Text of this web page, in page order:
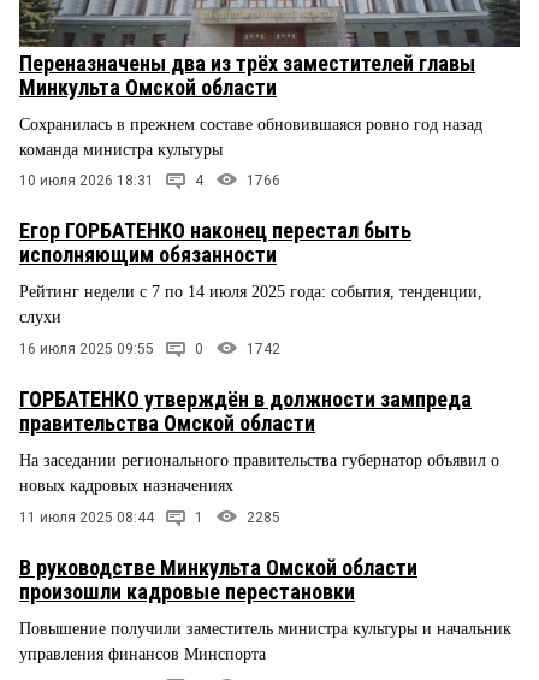
Переназначены два из трёх заместителей главы
Минкульта Омской области
Сохранилась в прежнем составе обновившаяся ровно год назад
команда министра культуры
10 июля 2026 18:31 4 1766
Егор ГОРБАТЕНКО наконец перестал быть
исполняющим обязанности
Рейтинг недели с 7 по 14 июля 2025 года: события, тенденции,
слухи
16 июля 2025 09:55 0 1742
ГОРБАТЕНКО утверждён в должности зампреда
правительства Омской области
На заседании регионального правительства губернатор объявил о
новых кадровых назначениях
11 июля 2025 08:44 1 2285
В руководстве Минкульта Омской области
произошли кадровые перестановки
Повышение получили заместитель министра культуры и начальник
управления финансов Минспорта